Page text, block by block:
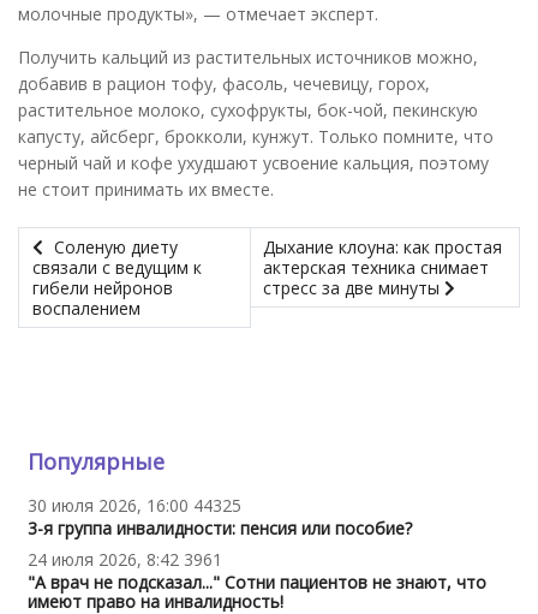
молочные продукты», — отмечает эксперт.
Получить кальций из растительных источников можно,
добавив в рацион тофу, фасоль, чечевицу, горох,
растительное молоко, сухофрукты, бок-чой, пекинскую
капусту, айсберг, брокколи, кунжут. Только помните, что
черный чай и кофе ухудшают усвоение кальция, поэтому
не стоит принимать их вместе.
Соленую диету
связали с ведущим к
гибели нейронов
воспалением
Дыхание клоуна: как простая
актерская техника снимает
стресс за две минуты
Популярные
30 июля 2026, 16:00 44325
3-я группа инвалидности: пенсия или пособие?
24 июля 2026, 8:42 3961
"А врач не подсказал..." Сотни пациентов не знают, что
имеют право на инвалидность!